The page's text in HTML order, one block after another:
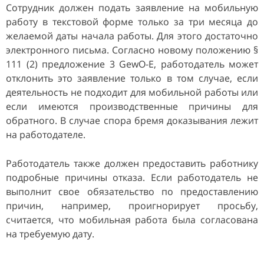
Сотрудник должен подать заявление на мобильную
работу в текстовой форме только за три месяца до
желаемой даты начала работы. Для этого достаточно
электронного письма. Согласно новому положению §
111 (2) предложение 3 GewO-E, работодатель может
отклонить это заявление только в том случае, если
деятельность не подходит для мобильной работы или
если имеются производственные причины для
обратного. В случае спора бремя доказывания лежит
на работодателе.
Работодатель также должен предоставить работнику
подробные причины отказа. Если работодатель не
выполнит свое обязательство по предоставлению
причин, например, проигнорирует просьбу,
считается, что мобильная работа была согласована
на требуемую дату.